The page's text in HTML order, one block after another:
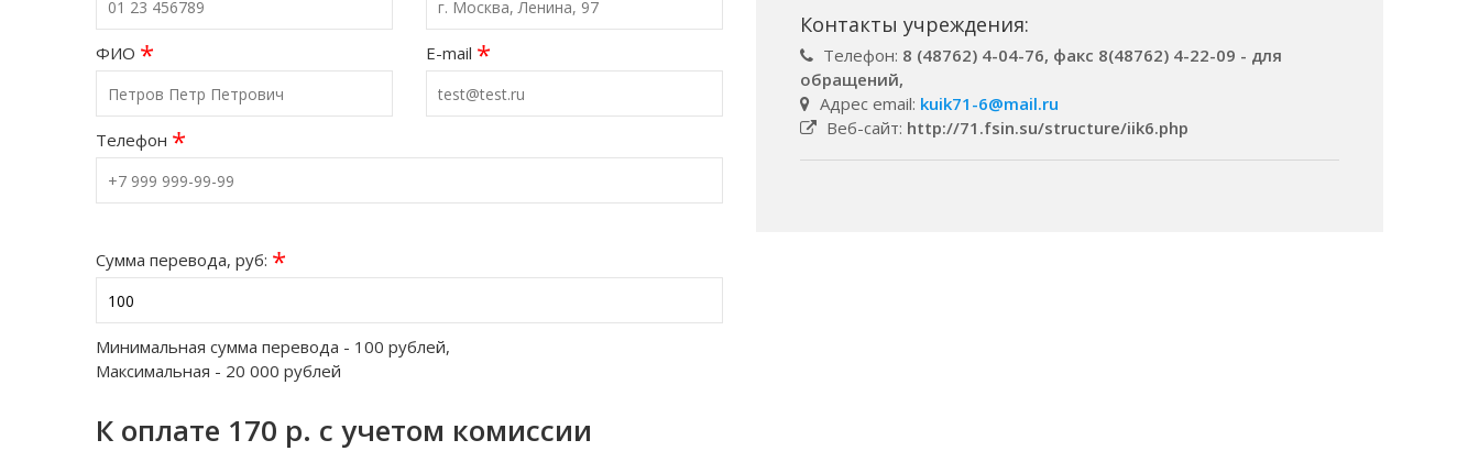
ФИО * E-mail *
Телефон *
Сумма перевода, руб: *
Минимальная сумма перевода - 100 рублей,
Максимальная - 20 000 рублей
К оплате 170 р. с учетом комиссии
Контакты учреждения:
Телефон: 8 (48762) 4-04-76, факс 8(48762) 4-22-09 - для
обращений,
Адрес email: kuik71-6@mail.ru
Веб-сайт: http://71.fsin.su/structure/iik6.php